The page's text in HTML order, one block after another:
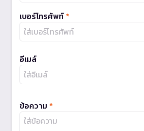
เบอร์โทรศัพท์ *
อีเมล์
ข้อความ *